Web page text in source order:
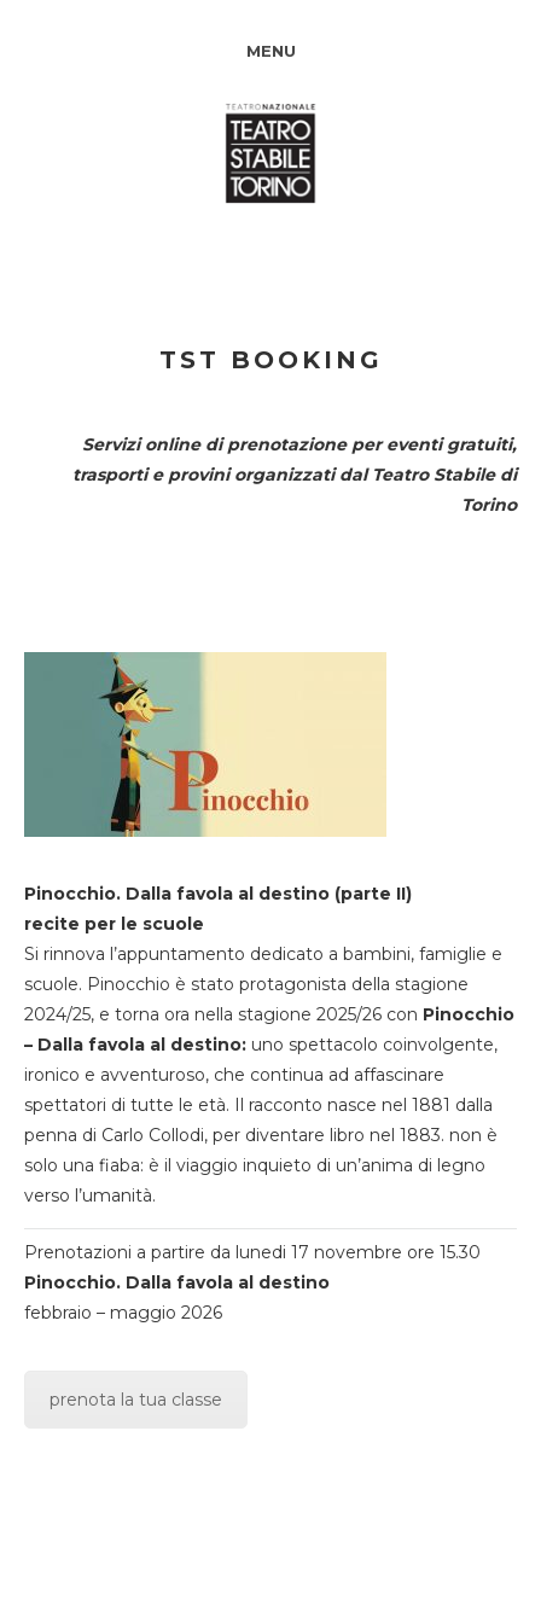
MENU
TST BOOKING
Servizi online di prenotazione per eventi gratuiti,
trasporti e provini organizzati dal Teatro Stabile di
Torino
Pinocchio. Dalla favola al destino (parte II)
recite per le scuole
Si rinnova l’appuntamento dedicato a bambini, famiglie e
scuole. Pinocchio è stato protagonista della stagione
2024/25, e torna ora nella stagione 2025/26 con Pinocchio
– Dalla favola al destino: uno spettacolo coinvolgente,
ironico e avventuroso, che continua ad affascinare
spettatori di tutte le età. Il racconto nasce nel 1881 dalla
penna di Carlo Collodi, per diventare libro nel 1883. non è
solo una fiaba: è il viaggio inquieto di un’anima di legno
verso l’umanità.
Prenotazioni a partire da lunedi 17 novembre ore 15.30
Pinocchio. Dalla favola al destino
febbraio – maggio 2026
prenota la tua classe